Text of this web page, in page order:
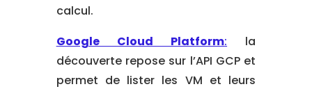
calcul.
Google Cloud Platform: la
découverte repose sur l’API GCP et
permet de lister les VM et leurs